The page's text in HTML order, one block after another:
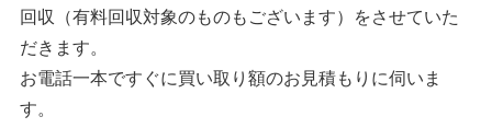
回収（有料回収対象のものもございます）をさせていた
だきます。
お電話一本ですぐに買い取り額のお見積もりに伺いま
す。